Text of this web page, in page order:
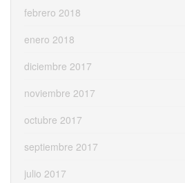
febrero 2018
enero 2018
diciembre 2017
noviembre 2017
octubre 2017
septiembre 2017
julio 2017